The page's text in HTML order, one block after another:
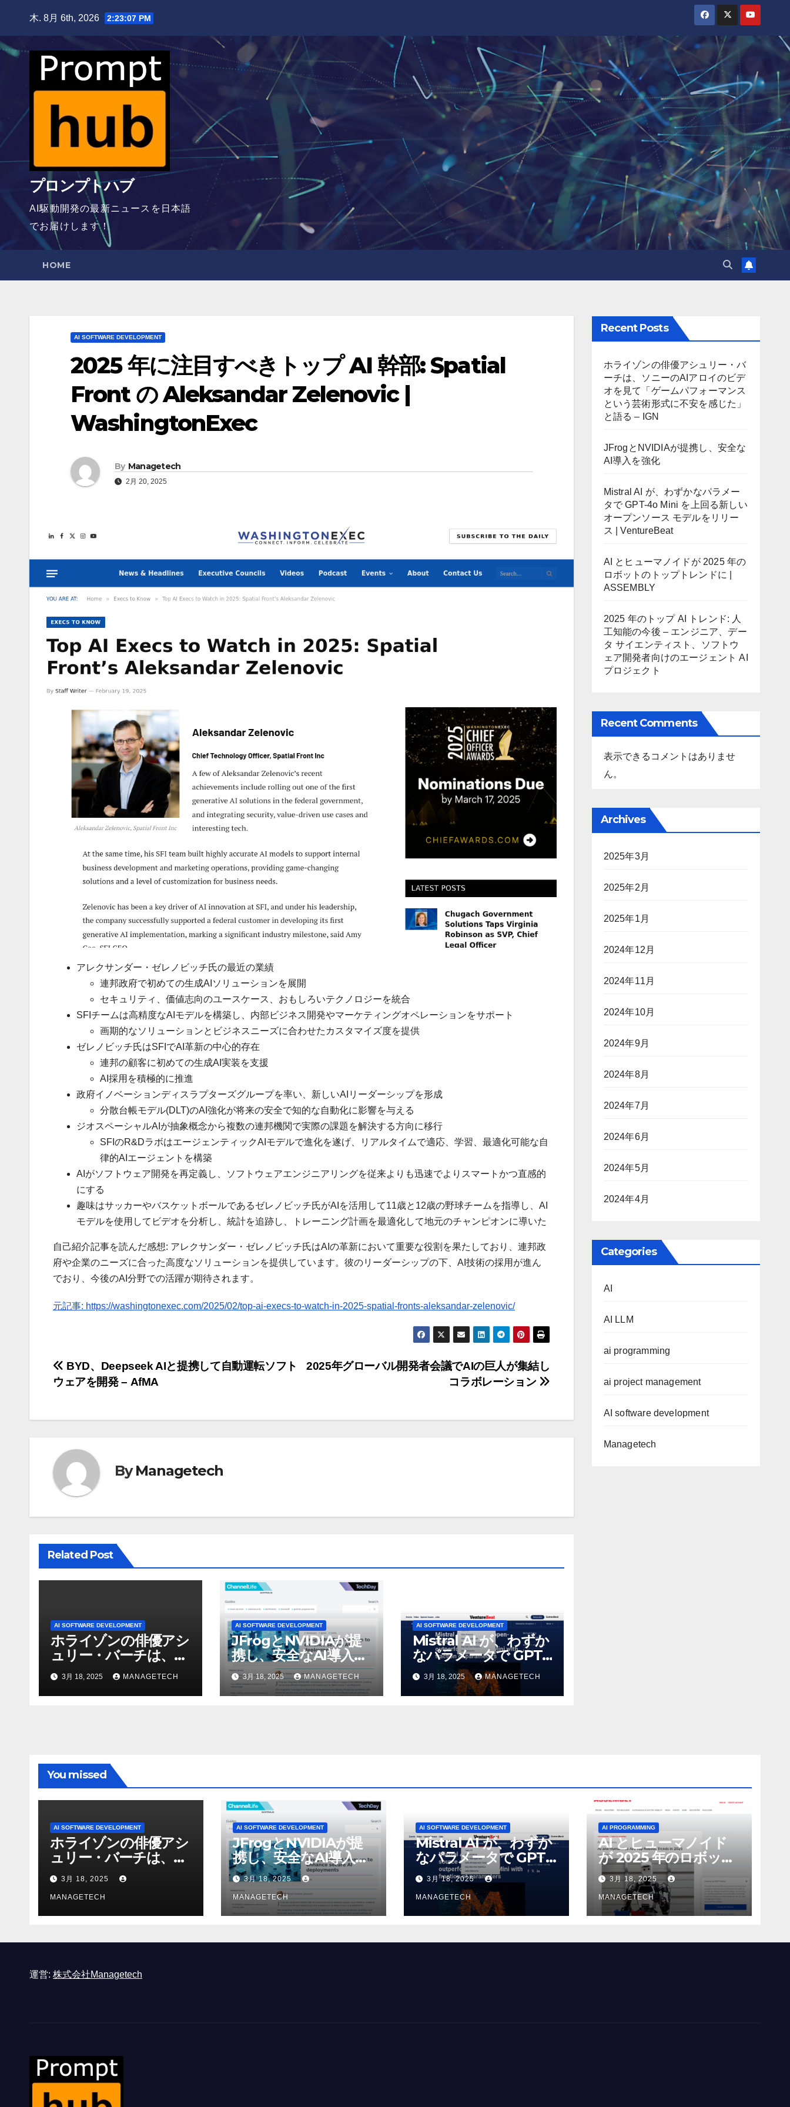
content
木. 8月 6th, 2026 2:23:08 PM
プロンプトハブ
AI駆動開発の最新ニュースを日本語
でお届けします！
HOME
AI SOFTWARE DEVELOPMENT
2025 年に注目すべきトップ AI 幹部: Spatial
Front の Aleksandar Zelenovic |
WashingtonExec
By Managetech
2月 20, 2025
アレクサンダー・ゼレノビッチ氏の最近の業績
連邦政府で初めての生成AIソリューションを展開
セキュリティ、価値志向のユースケース、おもしろいテクノロジーを統合
SFIチームは高精度なAIモデルを構築し、内部ビジネス開発やマーケティングオペレーションをサポート
画期的なソリューションとビジネスニーズに合わせたカスタマイズ度を提供
ゼレノビッチ氏はSFIでAI革新の中心的存在
連邦の顧客に初めての生成AI実装を支援
AI採用を積極的に推進
政府イノベーションディスラプターズグループを率い、新しいAIリーダーシップを形成
分散台帳モデル(DLT)のAI強化が将来の安全で知的な自動化に影響を与える
ジオスペーシャルAIが抽象概念から複数の連邦機関で実際の課題を解決する方向に移行
SFIのR&DラボはエージェンティックAIモデルで進化を遂げ、リアルタイムで適応、学習、最適化可能な自
律的AIエージェントを構築
AIがソフトウェア開発を再定義し、ソフトウェアエンジニアリングを従来よりも迅速でよりスマートかつ直感的
にする
趣味はサッカーやバスケットボールであるゼレノビッチ氏がAIを活用して11歳と12歳の野球チームを指導し、AI
モデルを使用してビデオを分析し、統計を追跡し、トレーニング計画を最適化して地元のチャンピオンに導いた
自己紹介記事を読んだ感想: アレクサンダー・ゼレノビッチ氏はAIの革新において重要な役割を果たしており、連邦政
府や企業のニーズに合った高度なソリューションを提供しています。彼のリーダーシップの下、AI技術の採用が進ん
でおり、今後のAI分野での活躍が期待されます。
元記事: https://washingtonexec.com/2025/02/top-ai-execs-to-watch-in-2025-spatial-fronts-aleksandar-zelenovic/
投
稿
ナ
ゲ
ー
シ
ョ
ン
2025年グローバル開発者会議でAIの巨人が集結し
コラボレーション
BYD、Deepseek AIと提携して自動運転ソフト
ウェアを開発 – AfMA
ByManagetech
Related Post
AI SOFTWARE DEVELOPMENT
ホライゾンの俳優アシ
ュリー・バーチは、ソ
ニーのAIアロイのビデ
オを見て「ゲームパフ
ォーマンスという芸術
3月 18, 2025 MANAGETECH
AI SOFTWARE DEVELOPMENT
JFrogとNVIDIAが提
携し、安全なAI導入を
強化
3月 18, 2025 MANAGETECH
AI SOFTWARE DEVELOPMENT
Mistral AI が、わずか
なパラメータで GPT-
4o Mini を上回る新し
いオープンソース モ
デルをリリース |
3月 18, 2025 MANAGETECH
Recent Posts
ホライゾンの俳優アシュリー・バ
ーチは、ソニーのAIアロイのビデ
オを見て「ゲームパフォーマンス
という芸術形式に不安を感じた」
と語る – IGN
JFrogとNVIDIAが提携し、安全な
AI導入を強化
Mistral AI が、わずかなパラメー
タで GPT-4o Mini を上回る新しい
オープンソース モデルをリリー
ス | VentureBeat
AI とヒューマノイドが 2025 年の
ロボットのトップトレンドに |
ASSEMBLY
2025 年のトップ AI トレンド: 人
工知能の今後 – エンジニア、デー
タ サイエンティスト、ソフトウ
ェア開発者向けのエージェント AI
プロジェクト
Recent Comments
表示できるコメントはありませ
ん。
Archives
2025年3月
2025年2月
2025年1月
2024年12月
2024年11月
2024年10月
2024年9月
2024年8月
2024年7月
2024年6月
2024年5月
2024年4月
Categories
AI
AI LLM
ai programming
ai project management
AI software development
Managetech
You missed
AI SOFTWARE DEVELOPMENT
ホライゾンの俳優アシ
ュリー・バーチは、ソ
ニーのAIアロイのビデ
オを見て「ゲームパフ
ォーマンスという芸術
形式に不安を感じた」
3月 18, 2025
MANAGETECH
AI SOFTWARE DEVELOPMENT
JFrogとNVIDIAが提
携し、安全なAI導入を
強化
3月 18, 2025
MANAGETECH
AI SOFTWARE DEVELOPMENT
Mistral AI が、わずか
なパラメータで GPT-
4o Mini を上回る新し
いオープンソース モ
デルをリリース |
VentureBeat
3月 18, 2025
MANAGETECH
AI PROGRAMMING
AI とヒューマノイド
が 2025 年のロボット
のトップトレンドに |
ASSEMBLY
3月 18, 2025
MANAGETECH
運営: 株式会社Managetech